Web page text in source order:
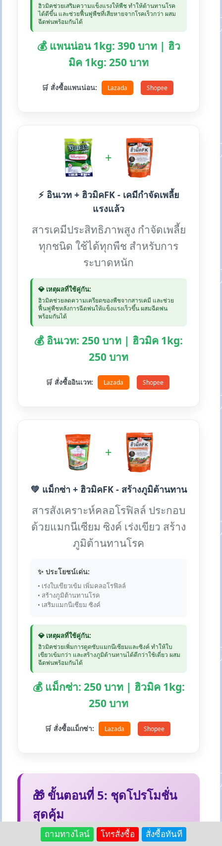
ฮิวมิคช่วยเสริมความแข็งแรงให้พืช ทำให้ต้านทานโรค
ได้ดีขึ้น และช่วยฟื้นฟูพืชที่เสียหายจากโรคเร็วกว่า ผสม
ฉีดพ่นพร้อมกันได้
💰 แพนน่อน 1kg: 390 บาท | ฮิว
มิค 1kg: 250 บาท
🛒 สั่งซื้อแพนน่อน: Lazada Shopee
+
⚡ อินเวท + ฮิวมิคFK - เคมีกำจัดเพลี้ย
แรงแล้ว
สารเคมีประสิทธิภาพสูง กำจัดเพลี้ย
ทุกชนิด ใช้ได้ทุกพืช สำหรับการ
ระบาดหนัก
💎 เหตุผลที่ใช้คู่กัน:
ฮิวมิคช่วยลดความเครียดของพืชจากสารเคมี และช่วย
ฟื้นฟูพืชหลังการฉีดพ่นให้แข็งแรงเร็วขึ้น ผสมฉีดพ่น
พร้อมกันได้
💰 อินเวท: 250 บาท | ฮิวมิค 1kg:
250 บาท
🛒 สั่งซื้ออินเวท: Lazada Shopee
+
💚 แม็กซ่า + ฮิวมิคFK - สร้างภูมิต้านทาน
สารสังเคราะห์คลอโรฟิลล์ ประกอบ
ด้วยแมกนีเซียม ซิงค์ เร่งเขียว สร้าง
ภูมิต้านทานโรค
✨ ประโยชน์เด่น:
• เร่งใบเขียวเข้ม เพิ่มคลอโรฟิลล์
• สร้างภูมิต้านทานโรค
• เสริมแมกนีเซียม ซิงค์
💎 เหตุผลที่ใช้คู่กัน:
ฮิวมิคช่วยเพิ่มการดูดซับแมกนีเซียมและซิงค์ ทำให้ใบ
เขียวเข้มกว่า และสร้างภูมิต้านทานได้ดีกว่าใช้เดี่ยว ผสม
ฉีดพ่นพร้อมกันได้
💰 แม็กซ่า: 250 บาท | ฮิวมิค 1kg:
250 บาท
🛒 สั่งซื้อแม็กซ่า: Lazada Shopee
🎁 ขั้นตอนที่ 5: ชุดโปรโมชั่น
สุดคุ้ม
แพ็คเกจคู่ที่ประหยัดและได้ผลดี รวมถึงสินค้า
ถามทางไลน์ โทรสั่งซื้อ สั่งซื้อทันที